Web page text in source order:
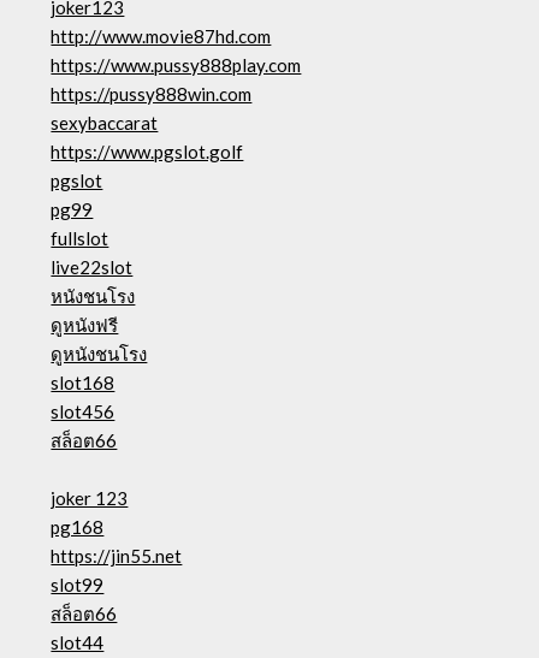
joker123
http://www.movie87hd.com
https://www.pussy888play.com
https://pussy888win.com
sexybaccarat
https://www.pgslot.golf
pgslot
pg99
fullslot
live22slot
หนังชนโรง
ดูหนังฟรี
ดูหนังชนโรง
slot168
slot456
สล็อต66
joker 123
pg168
https://jin55.net
slot99
สล็อต66
slot44